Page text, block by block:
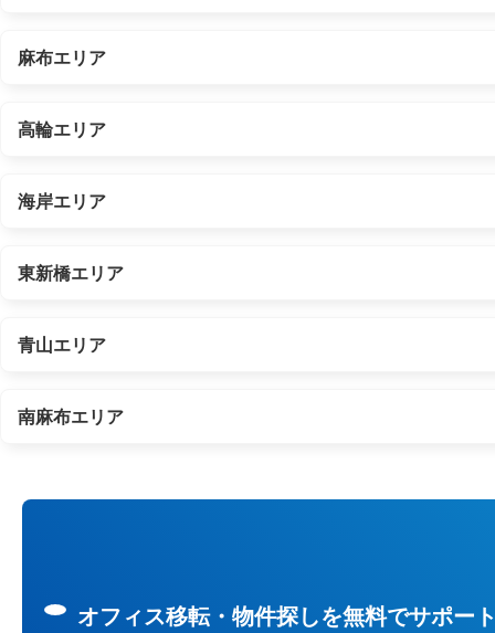
麻布エリア
高輪エリア
海岸エリア
東新橋エリア
青山エリア
南麻布エリア
オフィス移転・物件探しを無料でサポー